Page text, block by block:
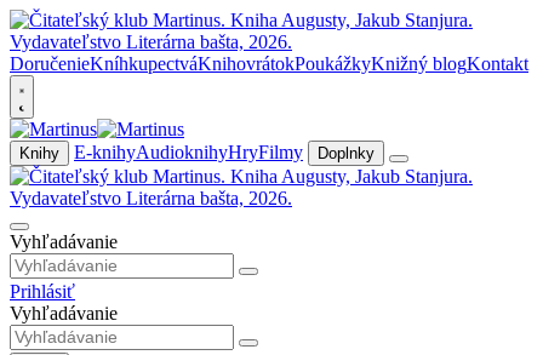
DoručenieKníhkupectváKnihovrátokPoukážkyKnižný blogKontakt
Knihy E-knihyAudioknihyHryFilmy Doplnky
Vyhľadávanie
Prihlásiť
Vyhľadávanie